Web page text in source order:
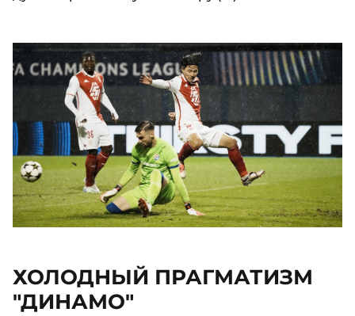
ХОЛОДНЫЙ ПРАГМАТИЗМ
"ДИНАМО"